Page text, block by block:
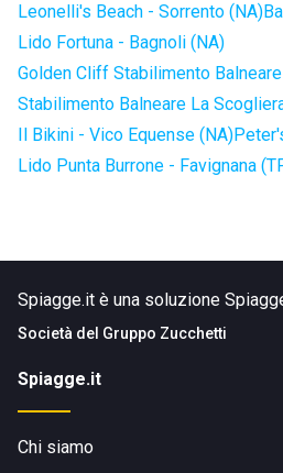
Leonelli's Beach - Sorrento (NA)
Lido Fortuna - Bagnoli (NA)
Golden Cliff Stabilimento
Stabilimento Balneare La
Il Bikini - Vico Equense (NA)
Lido Punta Burrone - Favignana
Spiagge.it è una soluzione
Società del Gruppo Zucchetti
Spiagge.it
Chi siamo